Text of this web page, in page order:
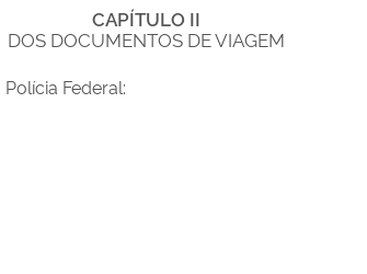
CAPÍTULO II
DOS DOCUMENTOS DE VIAGEM
Federal: